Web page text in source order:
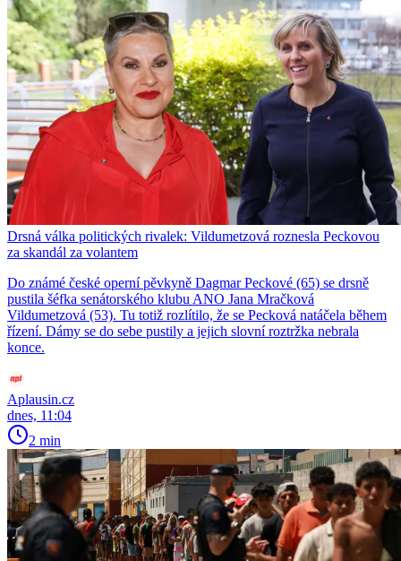
Drsná válka politických rivalek: Vildumetzová roznesla Peckovou
za skandál za volantem
Do známé české operní pěvkyně Dagmar Peckové (65) se drsně
pustila šéfka senátorského klubu ANO Jana Mračková
Vildumetzová (53). Tu totiž rozlítilo, že se Pecková natáčela během
řízení. Dámy se do sebe pustily a jejich slovní roztržka nebrala
konce.
Aplausin.cz
dnes, 11:04
2 min